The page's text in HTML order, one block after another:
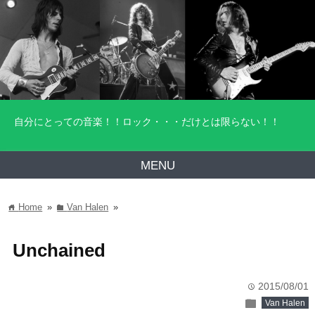
自分にとっての音楽！！ロック・・・だけとは限らない！！
MENU
home Home » folderVan Halen »
Unchained
time 2015/08/01
folder Van Halen